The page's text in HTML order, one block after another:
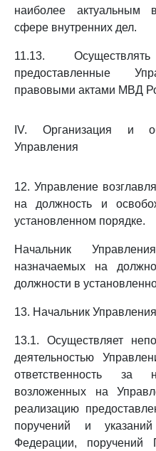
наиболее актуальным
сфере внутренних дел.
11.13.
предоставленные
правовыми актами МВД
IV. Организация и
Управления
12. Управление
на должность и
установленном порядке.
Начальник
назначаемых на
должности в
13. Начальник
13.1. Осуществляет
деятельностью
ответственность за
возложенных на
реализацию
поручений и
Федерации, поручений